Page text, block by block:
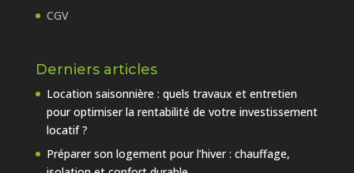
CGV
Derniers articles
Location saisonnière : quels travaux et entretien
pour optimiser la rentabilité de votre investissement
locatif ?
Préparer son logement pour l’hiver : chauffage,